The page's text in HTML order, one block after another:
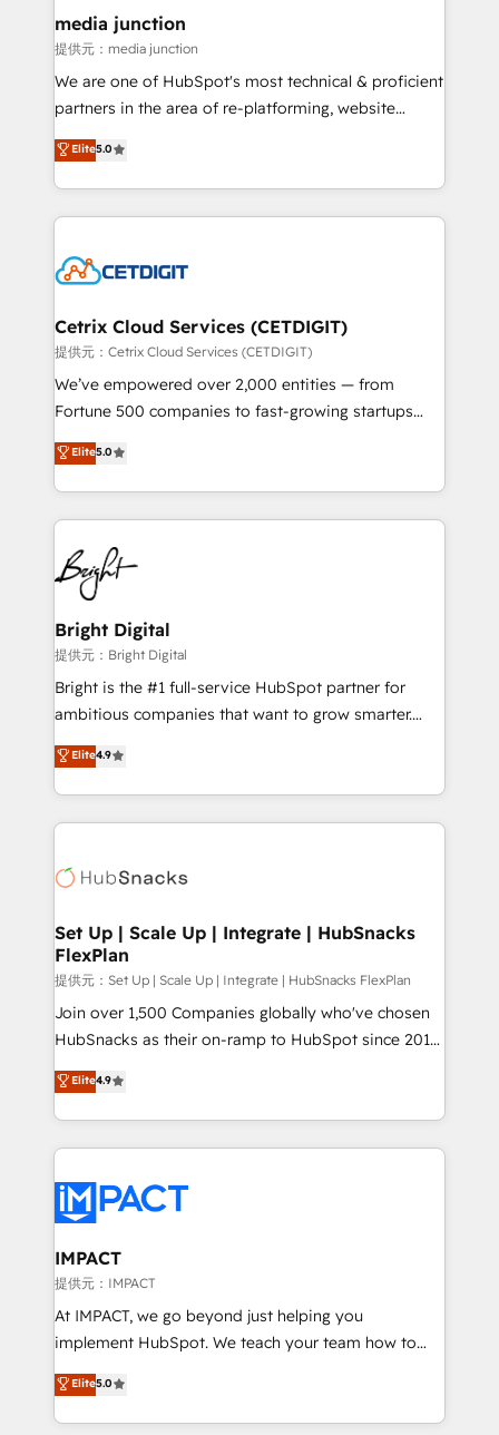
Mexico, USA, and Portugal—we've executed over a
hundred successful operations. Our approach,
rooted in RevOps principles, integrates analysis,
training, planning, and qualification. Leveraging
inbound marketing tactics, we focus on
understanding, nurturing, and converting leads.
competitive market.
media junction
提供元：media junction
We are one of HubSpot's most technical & proficient
partners in the area of re-platforming, website
design & development. We specialize in multi-hub
implementations for mid-market & enterprise
companies. We are woman-owned, powered by
coffee, and we ❤️ dogs. We produce award-winning
Impact Award 🏆2022 Technical Expertise Impact
Award 🏆2020 Elite Solutions Partner 🏆2019
Integrations HubSpot Impact Award 🏆2019
Marketing Enablement HubSpot Impact Award 🏆
2018 Website Design HubSpot Impact Award 🏆2017
Growth-Driven Design Agency of the Year 🏆2016
Sales Enablement HubSpot Impact Award 🏆2015
HubSpot COS Performance Award 🏆2014 HubSpot
COS Design Award 🏆2013 HubSpot Marketplace
Partner 📆Founded in 1997
Elite5.0
Cetrix Cloud Services (CETDIGIT)
提供元：Cetrix Cloud Services (CETDIGIT)
We’ve empowered over 2,000 entities — from
Fortune 500 companies to fast-growing startups
and nonprofits — to streamline operations, scale
revenue, and unlock the full potential of HubSpot.
With deep technical and industry expertise, we fuse
automation, integration, and AI innovation to deliver
lasting impact. We specialize in: • Turnkey and end-
to-end HubSpot implementations • Onboarding for
Sales, Service, Marketing & Content Hubs • AI voice
and chat agents, predictive automation, and smart
workflows • Salesforce + HubSpot integration •
RevOps and AI-driven sales enablement • Website
design and CMS development • ERP integration: SAP,
and CRM migration from any platform •
Client/member portals built on HubSpot • Custom
WooCommerce, BuilderTrend, and more Experience
the difference — reach out to see how AI + HubSpot
Elite5.0
Bright Digital
提供元：Bright Digital
Bright is the #1 full-service HubSpot partner for
ambitious companies that want to grow smarter.
From HubSpot onboarding, to training, from
developing a new website to lead generation and
digital marketing; we do it all (and with great
results)! In short, our services include: - HubSpot
HubSpot development: websites, custom modules,
marketing, advertising, campaigns, content and
design We connect people, data and technology to
improve customer experiences. With our bright
people, exciting ideas and can-do mentality, we
ensure revenue growth on a daily basis. So tell us
team of 100+ experts is ready for you! Driving digital
growth | www.brightdigital.com
Elite4.9
Set Up | Scale Up | Integrate | HubSnacks
FlexPlan
提供元：Set Up | Scale Up | Integrate | HubSnacks FlexPlan
Join over 1,500 Companies globally who've chosen
HubSnacks as their on-ramp to HubSpot since 2014
Simple pay-as-you-go plans that accelerate value...
1️⃣ Set Up | Onboarding New or Check-fixing existing
HubSpot portals 2️⃣ Scale Up | 100% HubSpot Task
Execution... Global 24/7 ... All Experts 3️⃣ Integrate |
Slash months from your API Integration project... ⬅️
Click "Contact Business" ⬅️ to access 150+ Kickstart
Integration templates that put HubSpot in the center
of your tech stack, syncing... 🛍️ Shopify or
WooCommerce 💲 Stripe or Paypal 💰 Sage or
Netsuite 🤖 Google or Microsoft ✍️ DocuSign or
the rare Advanced "Custom Integrations"
Accreditation, securely sync data across... 🔄 any
Elite4.9
IMPACT
提供元：IMPACT
At IMPACT, we go beyond just helping you
implement HubSpot. We teach your team how to
master it. As the creators of the Endless Customers
System™ (the next evolution of They Ask, You
Answer), we’re the only HubSpot partner built
Elite5.0